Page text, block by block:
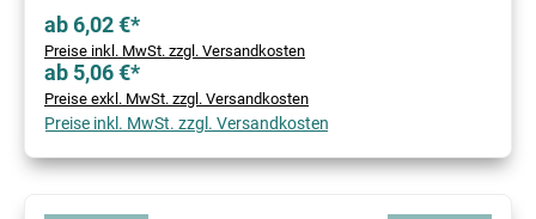
ab 6,02 €*
Preise inkl. MwSt. zzgl. Versandkosten
ab 5,06 €*
Preise exkl. MwSt. zzgl. Versandkosten
Preise inkl. MwSt. zzgl. Versandkosten